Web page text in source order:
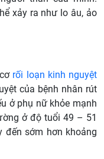
xảy ra như lo âu, ảo
rối loạn kinh nguyệt
của bệnh nhân rút
ở phụ nữ khỏe mạnh
ở độ tuổi 49 – 51
đến sớm hơn khoảng